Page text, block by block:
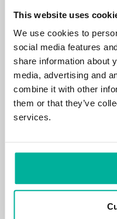
This website uses
We use cookies to
social media features
share information about
media, advertising and
combine it with other
them or that they’ve
services.
Vi skyddar din personliga
störningar i dina tjänster
verktyg marknaden har
hackerattacker, botnet
skalbarhet och stabilitet